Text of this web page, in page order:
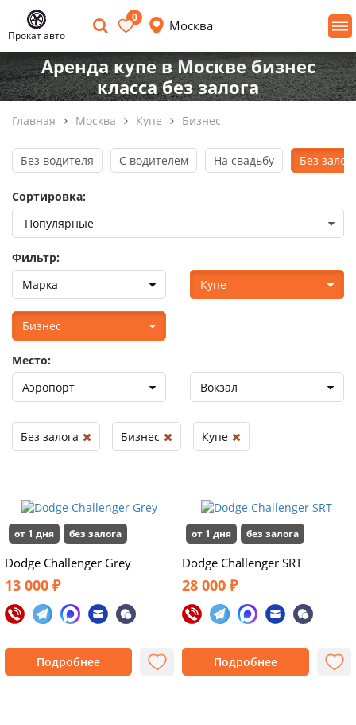
Прокат авто
0
Москва
Аренда купе в Москве бизнес
класса без залога
Главная Москва Купе Бизнес
от 1 дня без залога
Dodge Challenger Grey
13 000 ₽
Подробнее
от 1 дня без залога
Dodge Challenger SRT
28 000 ₽
Подробнее
Без водителя С водителем На свадьбу Без
Сортировка:
Фильтр:
Марка
Купе
Бизнес
Место:
Аэропорт
Вокзал
Без залога Бизнес Купе